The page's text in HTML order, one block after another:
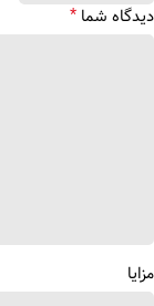
دیدگاه شما *
مزایا